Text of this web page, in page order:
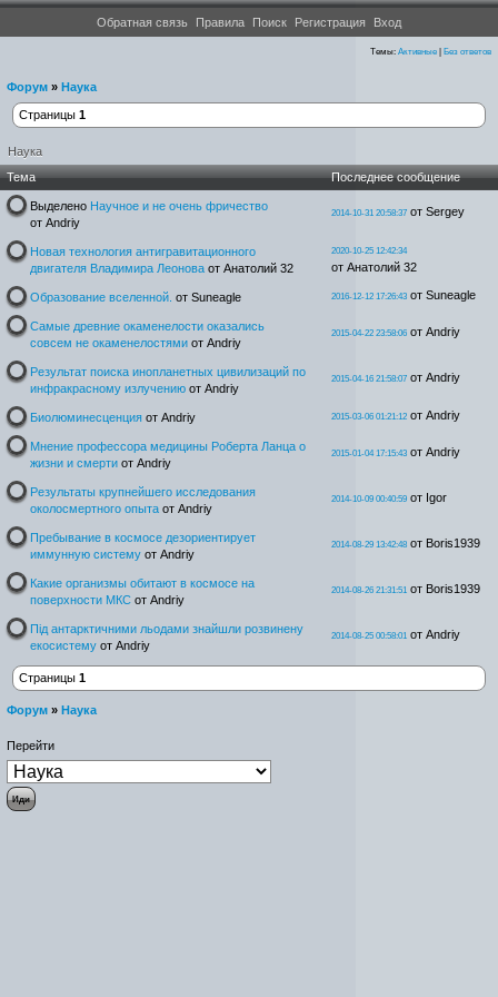
Форумы проекта Новости Уфологии
Обратная связь Правила Поиск Регистрация Вход
Темы: Активные | Без ответов
Форум » Наука
Страницы 1
Наука
Тема
Последнее сообщение
Выделено Научное и не очень фричество
от Andriy
2014-10-31 20:58:37 от Sergey
Новая технология антигравитационного
двигателя Владимира Леонова от Анатолий 32
2020-10-25 12:42:34
от Анатолий 32
Образование вселенной. от Suneagle 2016-12-12 17:26:43 от Suneagle
Самые древние окаменелости оказались
совсем не окаменелостями от Andriy
2015-04-22 23:58:06 от Andriy
Результат поиска инопланетных цивилизаций по
инфракрасному излучению от Andriy
2015-04-16 21:58:07 от Andriy
Биолюминесценция от Andriy 2015-03-06 01:21:12 от Andriy
Мнение профессора медицины Роберта Ланца о
жизни и смерти от Andriy
2015-01-04 17:15:43 от Andriy
Результаты крупнейшего исследования
околосмертного опыта от Andriy
2014-10-09 00:40:59 от Igor
Пребывание в космосе дезориентирует
иммунную систему от Andriy
2014-08-29 13:42:48 от Boris1939
Какие организмы обитают в космосе на
поверхности МКС от Andriy
2014-08-26 21:31:51 от Boris1939
Під антарктичними льодами знайшли розвинену
екосистему от Andriy
2014-08-25 00:58:01 от Andriy
Страницы 1
Форум » Наука
Перейти